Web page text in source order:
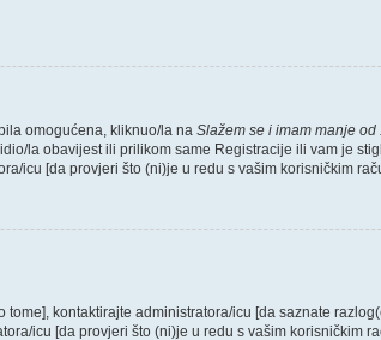
omogućena, kliknuo/la na Slažem se i imam manje od
la obavijest ili prilikom same Registracije ili vam je
icu [da provjeri što (ni)je u redu s vašim korisničkim
kontaktirajte administratora/icu [da saznate
icu [da provjeri što (ni)je u redu s vašim korisničkim